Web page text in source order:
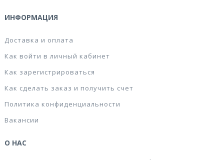
ИНФОРМАЦИЯ
Доставка и оплата
Как войти в личный кабинет
Как зарегистрироваться
Как сделать заказ и получить счет
Политика конфиденциальности
Вакансии
О НАС